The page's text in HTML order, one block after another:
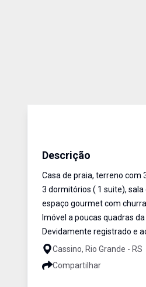
Descrição
Casa de praia, terreno com
3 dormitórios ( 1 suite),
espaço gourmet com
Imóvel a poucas quadras
Devidamente registrado e
Cassino, Rio Grande - RS
Compartilhar